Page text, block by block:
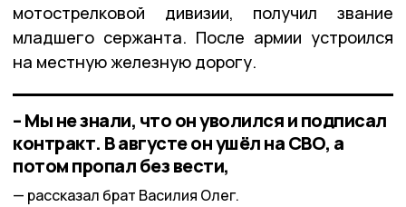
мотострелковой дивизии, получил звание
младшего сержанта. После армии устроился
на местную железную дорогу.
– Мы не знали, что он уволился и подписал
контракт. В августе он ушёл на СВО, а
потом пропал без вести,
рассказал брат Василия Олег.